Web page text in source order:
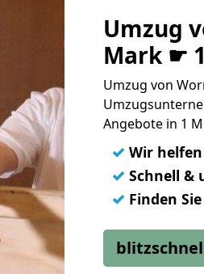
Umzug
Mark ☛
Umzug von
Angebote in 1
✓ Wir
✓ Schnell &
✓ Finden